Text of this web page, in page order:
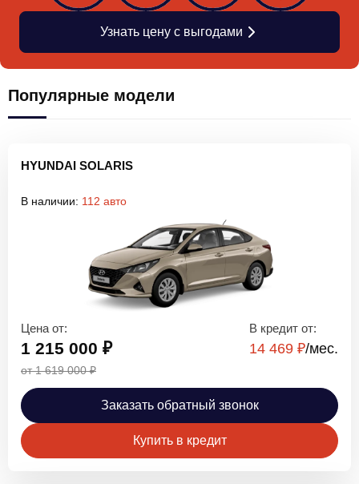
Узнать цену с выгодами
Популярные модели
HYUNDAI SOLARIS
В наличии: 112 авто
Цена от:
1 215 000 ₽
от 1 619 000 ₽
В кредит от:
14 469 ₽/мec.
Заказать обратный звонок
Купить в кредит